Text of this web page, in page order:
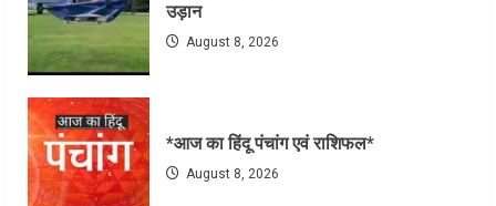
उड़ान
August 8, 2026
*आज का हिंदू पंचांग एवं राशिफल*
August 8, 2026